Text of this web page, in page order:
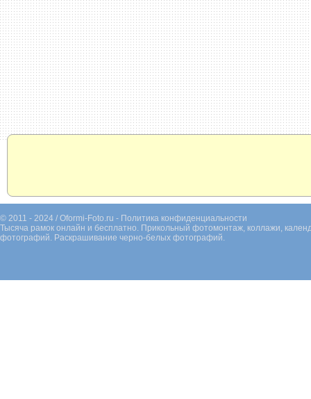
© 2011 - 2024 / Oformi-Foto.ru - Политика конфиденциальности
Тысяча рамок онлайн и бесплатно. Прикольный фотомонтаж, коллажи,
фотографий. Раскрашивание черно-белых фотографий.